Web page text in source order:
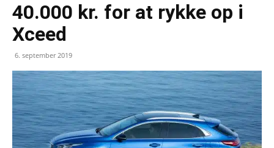
40.000 kr. for at rykke op i
Xceed
6. september 2019